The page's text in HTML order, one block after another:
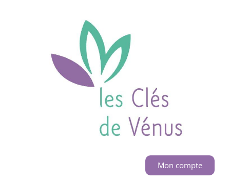
Mon compte